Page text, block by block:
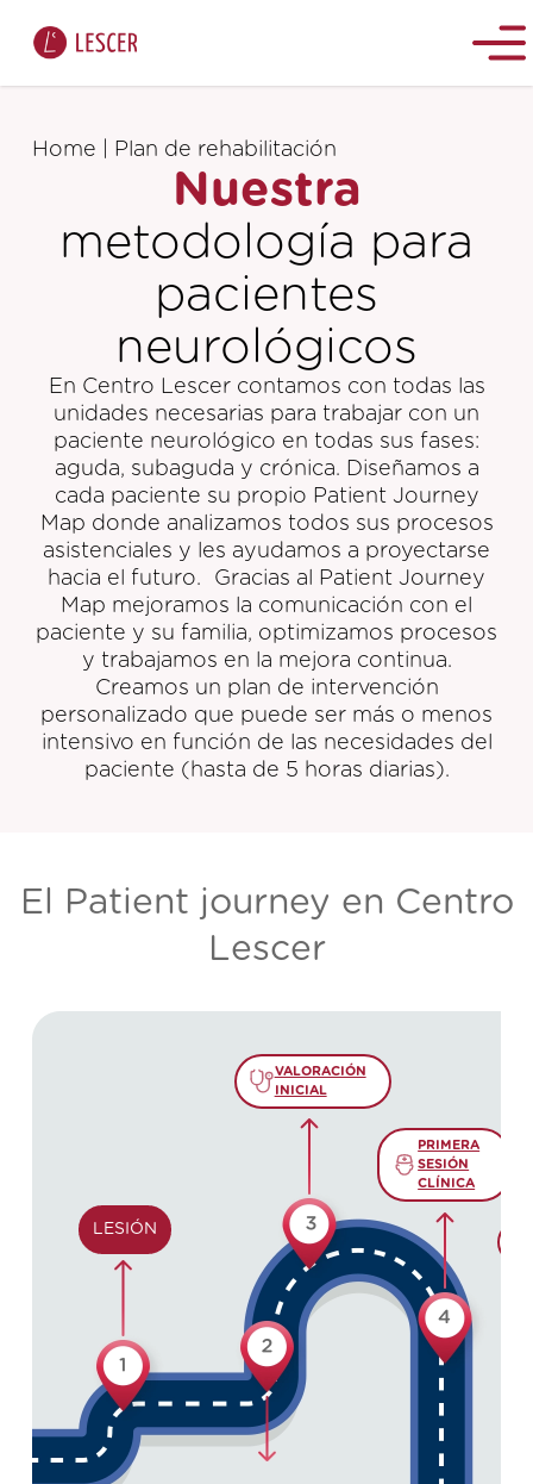
Home Plan de rehabilitación
Nuestra
metodología para
pacientes
neurológicos
En Centro Lescer contamos con todas las
unidades necesarias para trabajar con un
paciente neurológico en todas sus fases:
aguda, subaguda y crónica. Diseñamos a
cada paciente su propio Patient Journey
Map donde analizamos todos sus procesos
asistenciales y les ayudamos a proyectarse
hacia el futuro. Gracias al Patient Journey
Map mejoramos la comunicación con el
paciente y su familia, optimizamos procesos
y trabajamos en la mejora continua.
Creamos un plan de intervención
personalizado que puede ser más o menos
intensivo en función de las necesidades del
paciente (hasta de 5 horas diarias).
El Patient journey en Centro
Lescer
LESIÓN
VALORACIÓN
INICIAL
PRIMERA
SESIÓN
CLÍNICA